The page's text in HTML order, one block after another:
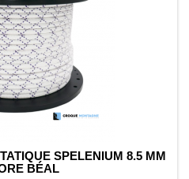
SPELENIUM 8.5 MM
BÉAL